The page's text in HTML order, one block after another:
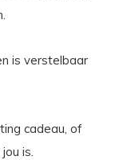
is verstelbaar
cadeau, of
is.